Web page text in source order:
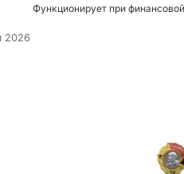
Функционирует при
2026